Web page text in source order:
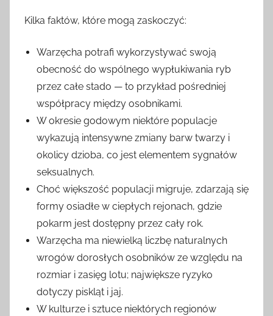
Kilka faktów, które mogą zaskoczyć:
Warzęcha potrafi wykorzystywać swoją
obecność do wspólnego wypłukiwania ryb
przez całe stado — to przykład pośredniej
współpracy między osobnikami.
W okresie godowym niektóre populacje
wykazują intensywne zmiany barw twarzy i
okolicy dzioba, co jest elementem sygnałów
seksualnych.
Choć większość populacji migruje, zdarzają się
formy osiadłe w ciepłych rejonach, gdzie
pokarm jest dostępny przez cały rok.
Warzęcha ma niewielką liczbę naturalnych
wrogów dorosłych osobników ze względu na
rozmiar i zasięg lotu; największe ryzyko
dotyczy piskląt i jaj.
W kulturze i sztuce niektórych regionów